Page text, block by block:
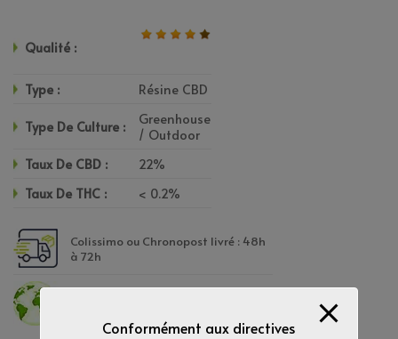
Qualité :
Type : Résine CBD
Type De Culture :
Greenhouse
/ Outdoor
Taux De CBD :
22%
Taux De THC :
< 0.2%
Colissimo ou Chronopost livré : 48h
à 72h
Conformément aux directives